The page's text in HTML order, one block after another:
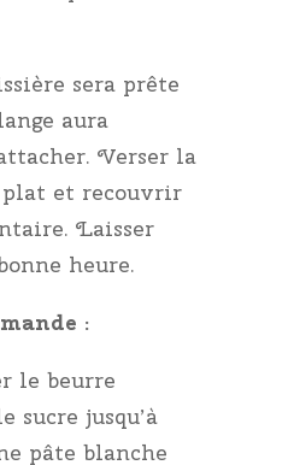
sera prête
aura
Verser la
plat et recouvrir
Laisser
heure.
:
le beurre
sucre jusqu’à
pâte blanche